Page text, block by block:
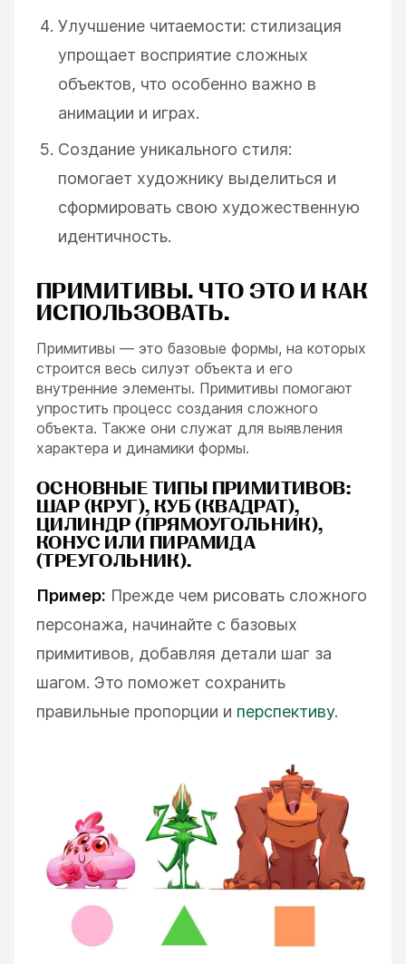
Улучшение читаемости: стилизация
упрощает восприятие сложных
объектов, что особенно важно в
анимации и играх.
Создание уникального стиля:
помогает художнику выделиться и
сформировать свою художественную
идентичность.
ПРИМИТИВЫ. ЧТО ЭТО И КАК
ИСПОЛЬЗОВАТЬ.
Примитивы — это базовые формы, на которых
строится весь силуэт объекта и его
внутренние элементы. Примитивы помогают
упростить процесс создания сложного
объекта. Также они служат для выявления
характера и динамики формы.
ОСНОВНЫЕ ТИПЫ ПРИМИТИВОВ:
ШАР (КРУГ), КУБ (КВАДРАТ),
ЦИЛИНДР (ПРЯМОУГОЛЬНИК),
КОНУС ИЛИ ПИРАМИДА
(ТРЕУГОЛЬНИК).
Пример: Прежде чем рисовать сложного
персонажа, начинайте с базовых
примитивов, добавляя детали шаг за
шагом. Это поможет сохранить
правильные пропорции и перспективу.